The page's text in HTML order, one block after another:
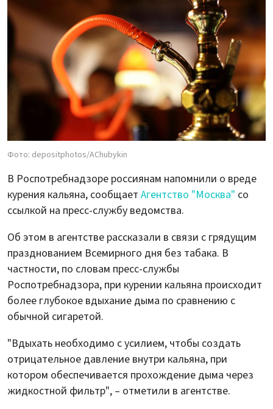
Фото: depositphotos/AChubykin
В Роспотребнадзоре россиянам напомнили о вреде
курения кальяна, сообщает Агентство "Москва" со
ссылкой на пресс-службу ведомства.
Об этом в агентстве рассказали в связи с грядущим
празднованием Всемирного дня без табака. В
частности, по словам пресс-службы
Роспотребнадзора, при курении кальяна происходит
более глубокое вдыхание дыма по сравнению с
обычной сигаретой.
"Вдыхать необходимо с усилием, чтобы создать
отрицательное давление внутри кальяна, при
котором обеспечивается прохождение дыма через
жидкостной фильтр", – отметили в агентстве.